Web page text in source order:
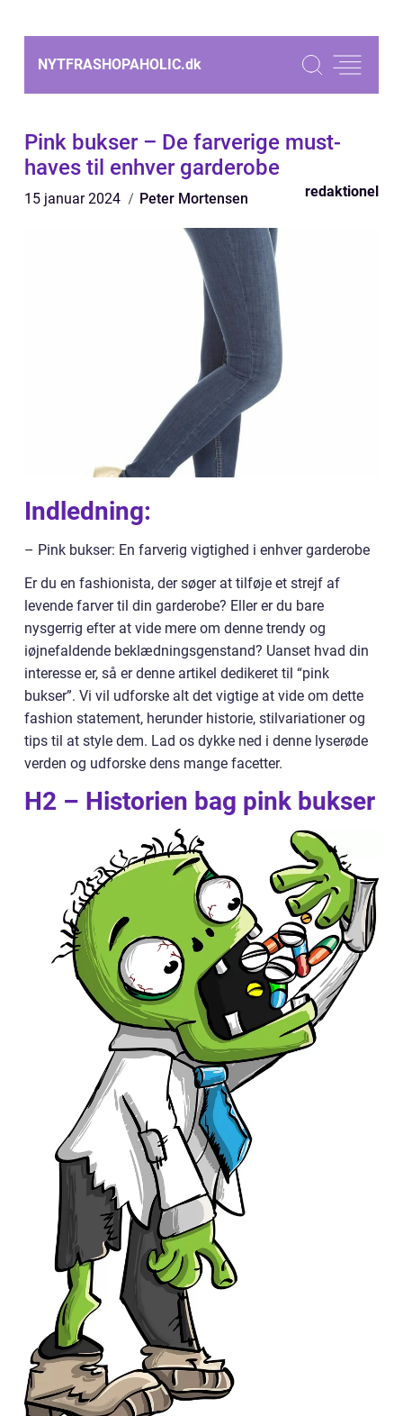
NYTFRASHOPAHOLIC.dk
Pink bukser – De farverige must-
haves til enhver garderobe
15 januar 2024 Peter Mortensen redaktionel
Indledning:
– Pink bukser: En farverig vigtighed i enhver garderobe
Er du en fashionista, der søger at tilføje et strejf af
levende farver til din garderobe? Eller er du bare
nysgerrig efter at vide mere om denne trendy og
iøjnefaldende beklædningsgenstand? Uanset hvad din
interesse er, så er denne artikel dedikeret til “pink
bukser”. Vi vil udforske alt det vigtige at vide om dette
fashion statement, herunder historie, stilvariationer og
tips til at style dem. Lad os dykke ned i denne lyserøde
verden og udforske dens mange facetter.
H2 – Historien bag pink bukser